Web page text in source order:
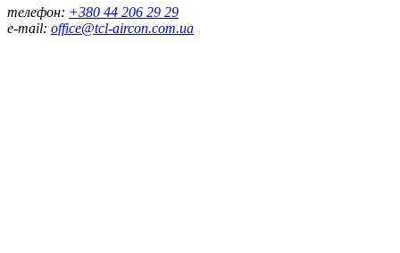
телефон: +380 44 206 29 29
e-mail: office@tcl-aircon.com.ua